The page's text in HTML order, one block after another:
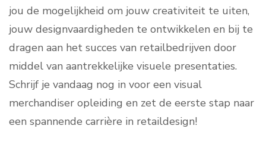
jou de mogelijkheid om jouw creativiteit te uiten,
jouw designvaardigheden te ontwikkelen en bij te
dragen aan het succes van retailbedrijven door
middel van aantrekkelijke visuele presentaties.
Schrijf je vandaag nog in voor een visual
merchandiser opleiding en zet de eerste stap naar
een spannende carrière in retaildesign!